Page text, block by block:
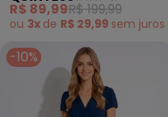
R$ 89,99R$ 199,99
ou 3x de R$ 29,99 sem juros
-10%